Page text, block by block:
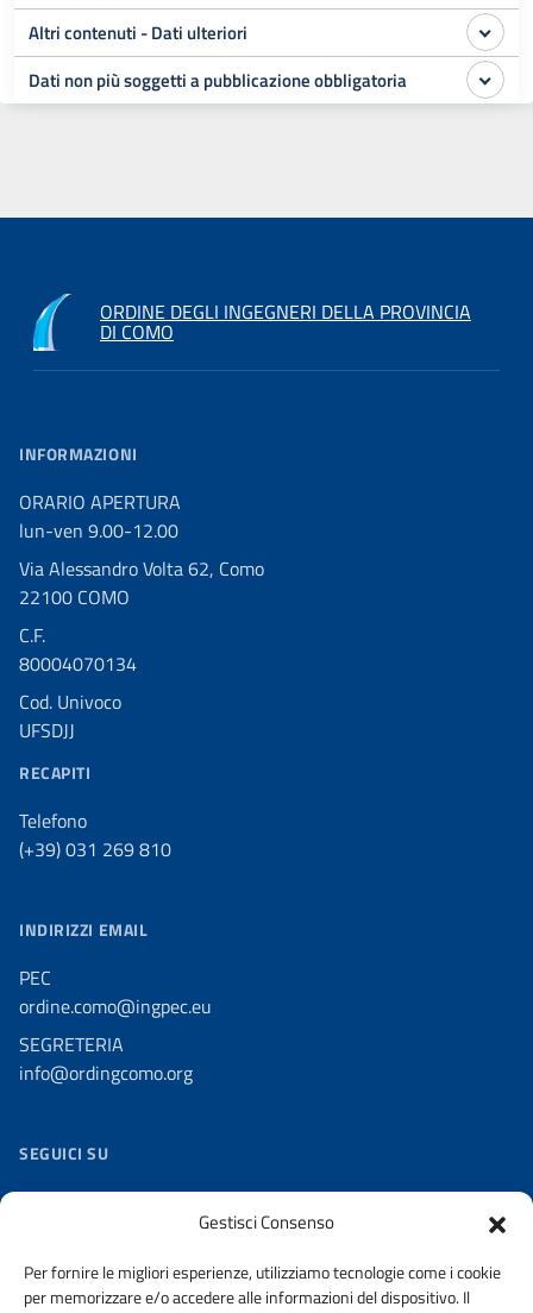
Gestisci Consenso
Per fornire le migliori esperienze, utilizziamo tecnologie come i cookie
per memorizzare e/o accedere alle informazioni del dispositivo. Il
Altri contenuti - Dati ulteriori
Dati non più soggetti a pubblicazione obbligatoria
ORDINE DEGLI INGEGNERI DELLA PROVINCIA
DI COMO
INFORMAZIONI
ORARIO APERTURA
lun-ven 9.00-12.00
Via Alessandro Volta 62, Como
22100 COMO
C.F.
80004070134
Cod. Univoco
UFSDJJ
RECAPITI
Telefono
(+39) 031 269 810
INDIRIZZI EMAIL
PEC
ordine.como@ingpec.eu
SEGRETERIA
info@ordingcomo.org
SEGUICI SU
Facebook
Youtube